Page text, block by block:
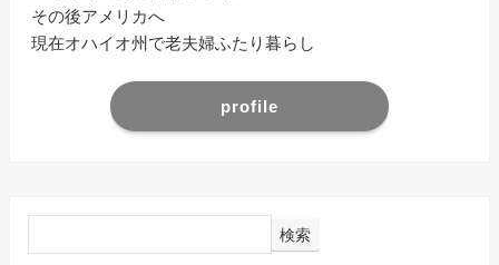
その後アメリカへ
現在オハイオ州で老夫婦ふたり暮らし
profile
検索